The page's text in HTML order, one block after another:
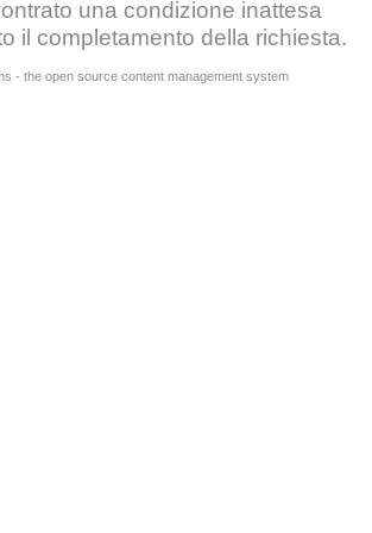
una condizione inattesa
il completamento della richiesta.
- the open source content management system